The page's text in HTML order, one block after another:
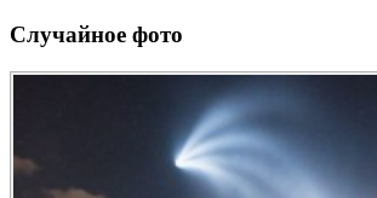
Случайное фото